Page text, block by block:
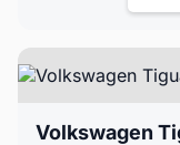
Volkswagen